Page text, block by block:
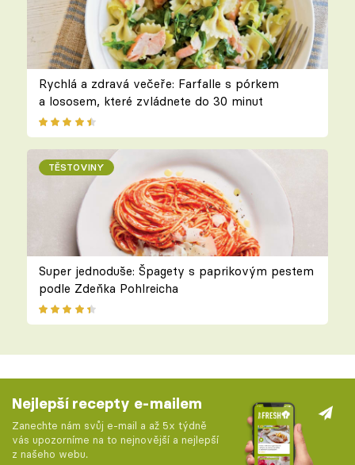
Rychlá a zdravá večeře: Farfalle s pórkem
a lososem, které zvládnete do 30 minut
TĚSTOVINY
Super jednoduše: Špagety s paprikovým pestem
podle Zdeňka Pohlreicha
Nejlepší recepty e-mailem
Zanechte nám svůj e-mail a až 5x týdně
vás upozorníme na to nejnovější a nejlepší
z našeho webu.